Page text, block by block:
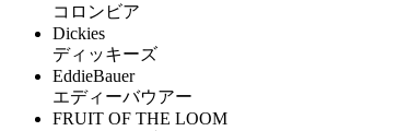
コロンビア
Dickies
ディッキーズ
EddieBauer
エディーバウアー
FRUIT OF THE LOOM